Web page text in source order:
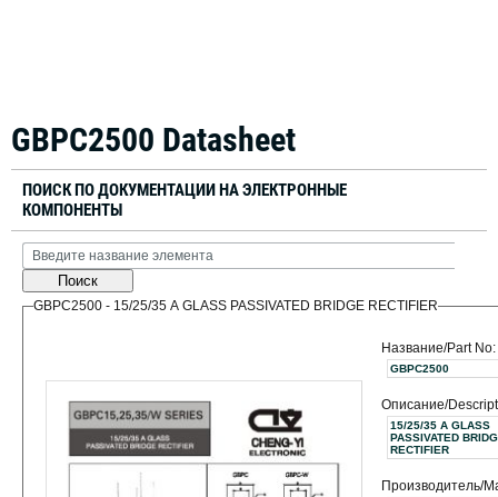
GBPC2500 Datasheet
ПОИСК ПО ДОКУМЕНТАЦИИ НА ЭЛЕКТРОННЫЕ
КОМПОНЕНТЫ
Поиск
GBPC2500 - 15/25/35 A GLASS PASSIVATED BRIDGE RECTIFIER
Название/Part No:
GBPC2500
Описание/
15/25/35 A GLASS
PASSIVATED
RECTIFIER
Производитель/